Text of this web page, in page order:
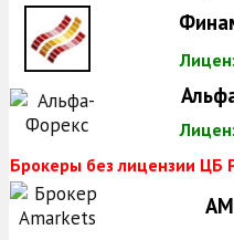
Брокеры без лицензии ЦБ